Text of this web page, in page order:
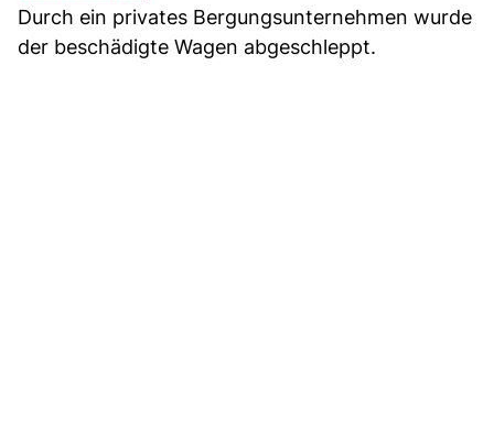
Durch ein privates Bergungsunternehmen wurde
der beschädigte Wagen abgeschleppt.